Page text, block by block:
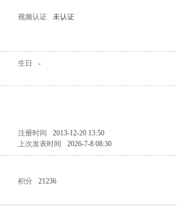
视频认证 未认证
生日 -
注册时间 2013-12-20 13:50
上次发表时间 2026-7-8 08:30
积分 21236